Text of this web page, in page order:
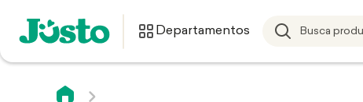
Departamentos